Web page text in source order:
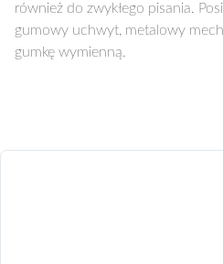
również do zwykłego pisania.
gumowy uchwyt, metalowy
gumkę wymienną.